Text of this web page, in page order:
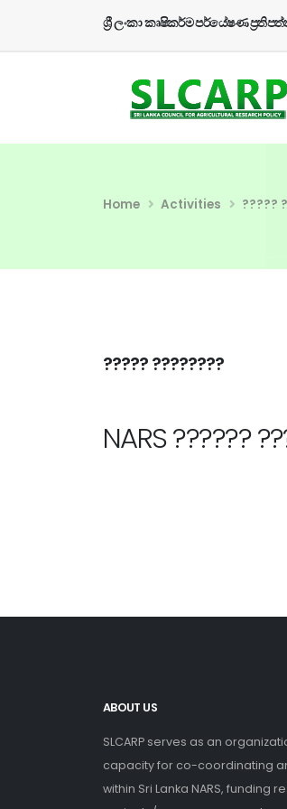
ශ්‍රී ලංකා කෘෂිකර්ම පර්යේෂණ
Home Activities ?????
????? ????????
NARS ??????
ABOUT US
SLCARP serves as an
capacity for co-coordinating
within Sri Lanka NARS, funding